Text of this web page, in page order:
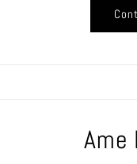
Ame